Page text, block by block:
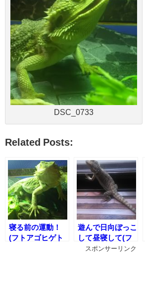
DSC_0733
Related Posts:
寝る前の運動！
(フトアゴヒゲト
遊んで日向ぼっこ
して昼寝して(フ
トアゴヒゲトカゲ
スポンサーリンク